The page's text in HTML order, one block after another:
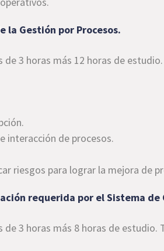
la Gestión por Procesos.
de 3 horas más 12 horas de
interacción de procesos.
riesgos para lograr la mejora de
requerida por el Sistema de
de 3 horas más 8 horas de estudio.